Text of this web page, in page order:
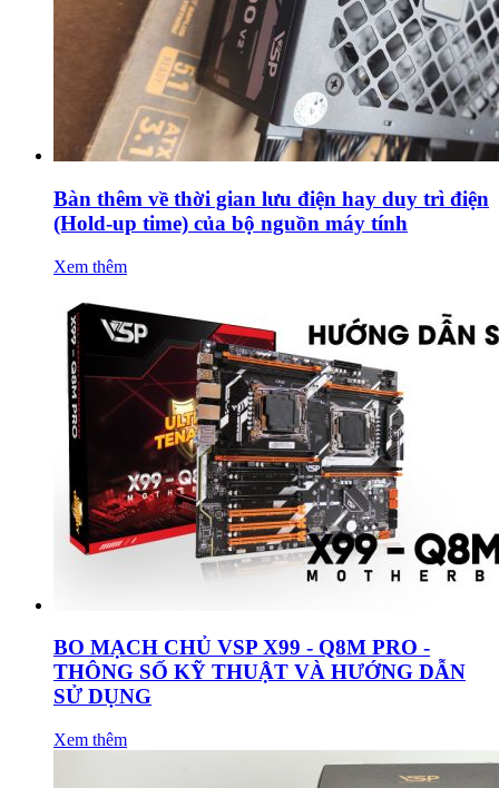
Bàn thêm về thời gian lưu điện hay duy trì điện
(Hold-up time) của bộ nguồn máy tính
Xem thêm
BO MẠCH CHỦ VSP X99 - Q8M PRO -
THÔNG SỐ KỸ THUẬT VÀ HƯỚNG DẪN
SỬ DỤNG
Xem thêm